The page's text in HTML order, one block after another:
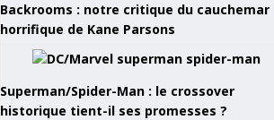
Backrooms : notre critique du cauchemar
horrifique de Kane Parsons
Superman/Spider-Man : le crossover
historique tient-il ses promesses ?